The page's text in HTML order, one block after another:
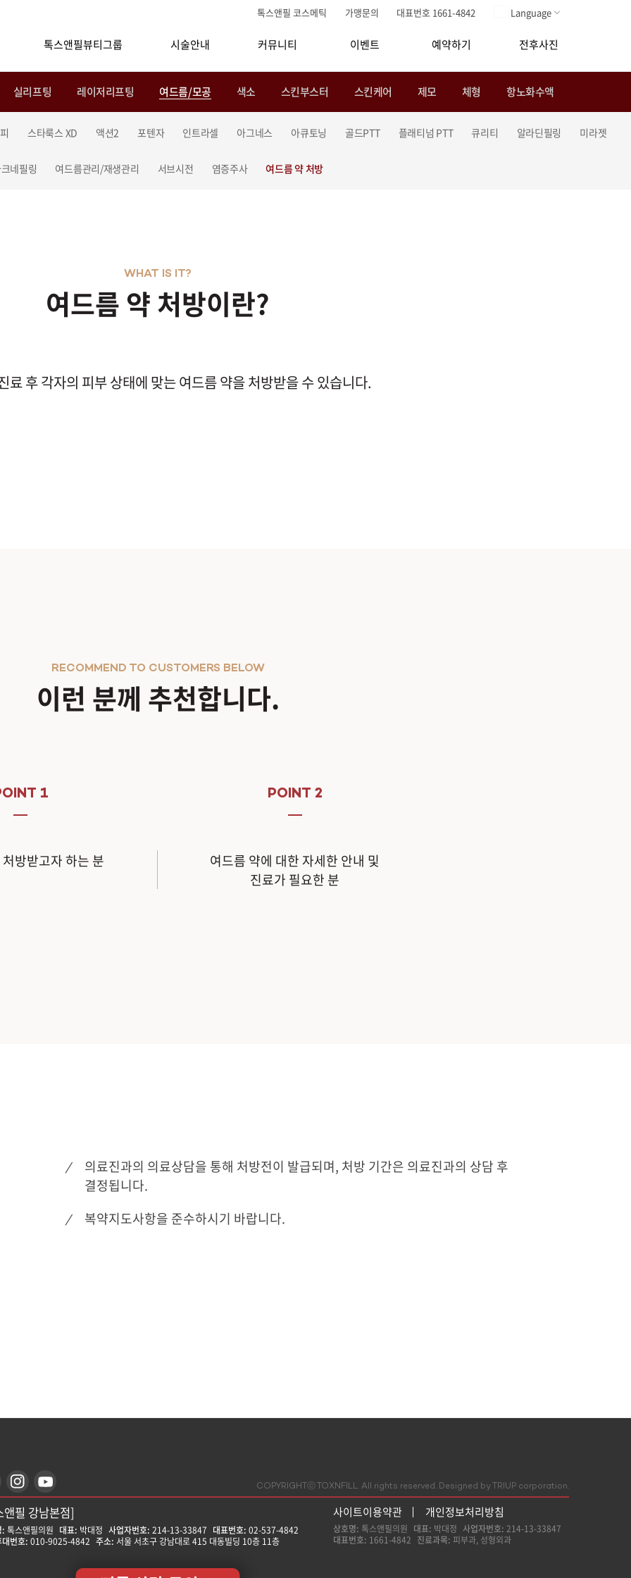
톡스앤필 코스메틱 가맹문의 대표번호 1661-4842 Language
톡스앤필뷰티그룹 시술안내 커뮤니티 이벤트 예약하기 전후사진
실리프팅 레이저리프팅 여드름/모공
스타룩스 XD 액션2 포텐자 인트라셀 아그네스 아큐토닝 골드PTT 플래티넘 PTT 큐리티 알라딘필링 미라젯
네필링 여드름관리/재생관리 서브시전 염증주사 여드름 약 처방
색소 스킨부스터 스킨케어 제모 체형 항노화수액
여드름 약 처방이란?
WHAT IS IT?
료 후 각자의 피부 상태에 맞는 여드름 약을 처방받을 수 있습니다.
이런 분께 추천합니다.
RECOMMEND TO CUSTOMERS BELOW
1
방받고자 하는 분
POINT 2
여드름 약에 대한 자세한 안내 및
진료가 필요한 분
의료진과의 의료상담을 통해 처방전이 발급되며, 처방 기간은 의료진과의 상담 후
결정됩니다.
복약지도사항을 준수하시기 바랍니다.
COPYRIGHTⓒ TOXNFILL. All rights reserved. Designed by TRIUP corporation.
필 강남본점]
: 톡스앤필의원 대표: 박대정 사업자번호: 214-13-33847 대표번호: 02-537-4842
번호: 010-9025-4842 주소: 서울 서초구 강남대로 415 대동빌딩 10층 11층
대표:윤형돈 사업자번호: 212-25-50580 대표번호:
사이트이용약관 개인정보처리방침
상호명: 톡스앤필의원 대표: 박대정 사업자번호: 214-13-33847
대표번호: 1661-4842 진료과목: 피부과, 성형외과